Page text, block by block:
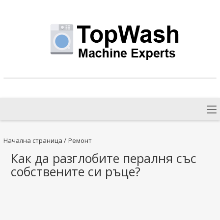
Начална страница / Ремонт
Как да разглобите пералня със
собствените си ръце?